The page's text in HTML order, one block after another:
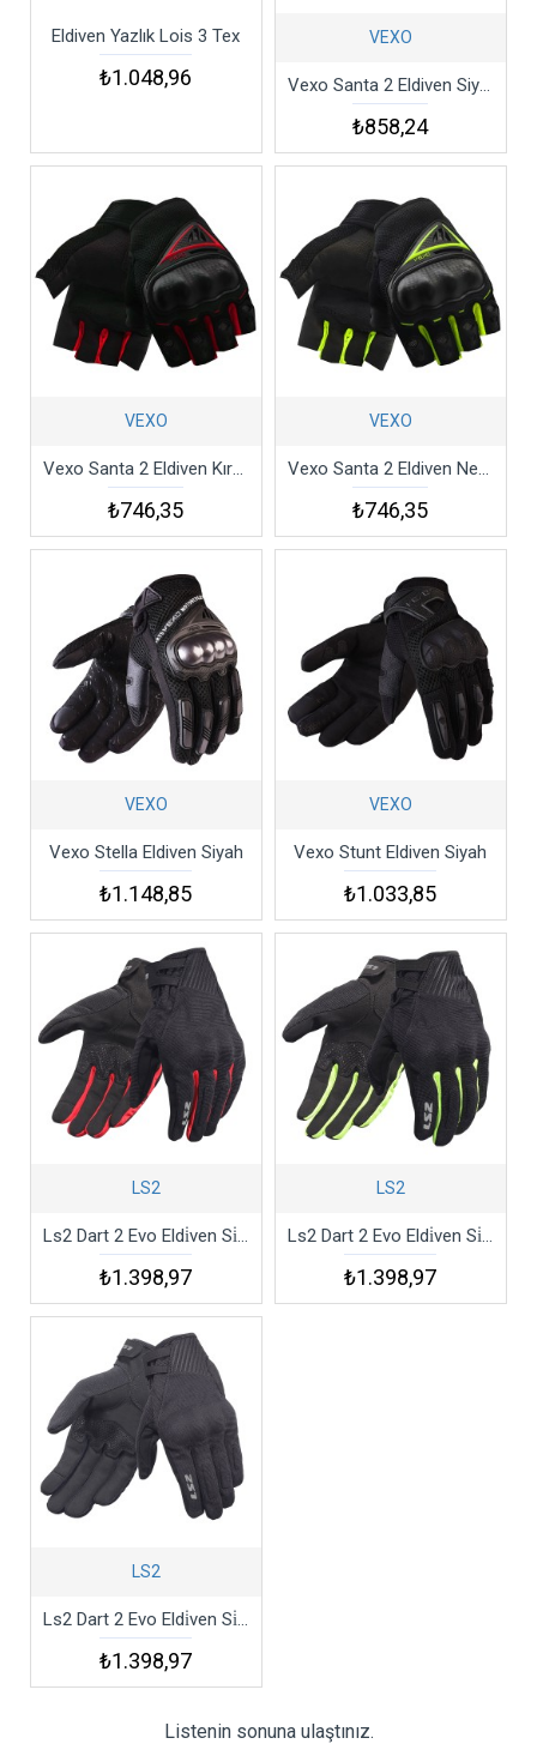
Eldiven Yazlık Lois 3 Tex
₺1.048,96
VEXO
Vexo Santa 2 Eldiven Siyah
₺858,24
VEXO
Vexo Santa 2 Eldiven Kırmızı
₺746,35
VEXO
Vexo Santa 2 Eldiven Neon Sarı
₺746,35
VEXO
Vexo Stella Eldiven Siyah
₺1.148,85
VEXO
Vexo Stunt Eldiven Siyah
₺1.033,85
LS2
Ls2 Dart 2 Evo Eldi̇ven Si̇yah Kırmızı
₺1.398,97
LS2
Ls2 Dart 2 Evo Eldi̇ven Si̇yah Neon Sarı
₺1.398,97
LS2
Ls2 Dart 2 Evo Eldi̇ven Si̇yah
₺1.398,97
Listenin sonuna ulaştınız.